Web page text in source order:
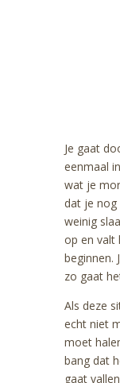
Je gaat
eenmaal
wat je
dat je nog
weinig
op en valt
beginnen.
zo gaat
Als deze
echt niet
moet
bang dat
gaat